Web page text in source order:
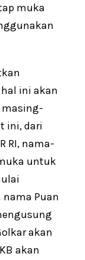
muka
ini akan
ini, dari
RI, nama-
untuk
nama Puan
akan
akan